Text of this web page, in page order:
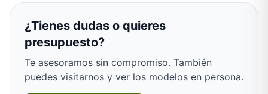
¿Tienes dudas o quieres
presupuesto?
Te asesoramos sin compromiso. También
puedes visitarnos y ver los modelos en persona.